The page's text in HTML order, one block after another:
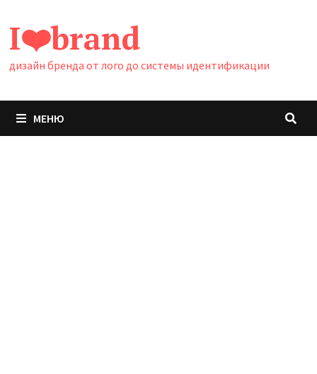
содержимому
I❤️brand
дизайн бренда от лого до системы идентификации
МЕНЮ